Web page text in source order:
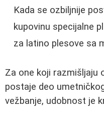
Kada se ozbiljnije
kupovinu specijalne
za latino plesove sa
Za one koji razmišljaju
postaje deo
vežbanje, udobnost je